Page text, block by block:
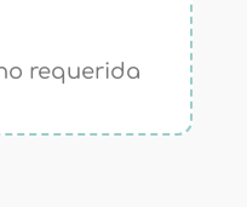
requerida